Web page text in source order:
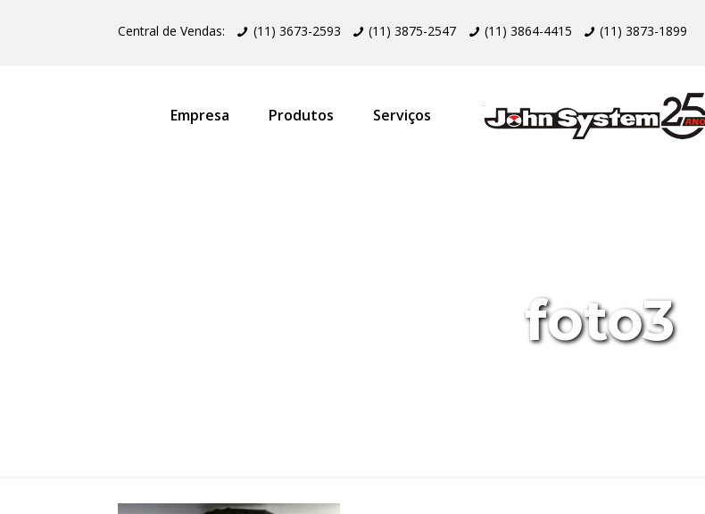
Central de Vendas: (11) 3673-2593 (11) 3875-2547 (11) 3864-4415 (11) 3873-1899
Empresa Produtos Serviços
foto3